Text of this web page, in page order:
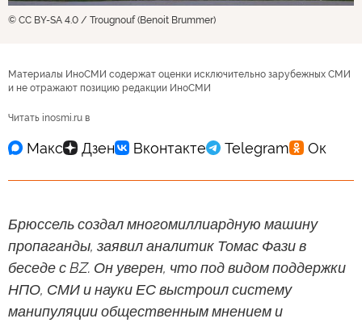
© CC BY-SA 4.0 / Trougnouf (Benoit Brummer)
Материалы ИноСМИ содержат оценки исключительно зарубежных СМИ
и не отражают позицию редакции ИноСМИ
Читать inosmi.ru в
Брюссель создал многомиллиардную машину
пропаганды, заявил аналитик Томас Фази в
беседе с BZ. Он уверен, что под видом поддержки
НПО, СМИ и науки ЕС выстроил систему
манипуляции общественным мнением и